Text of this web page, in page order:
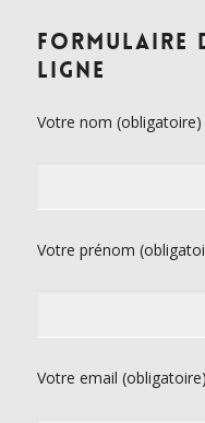
Formulaire
ligne
Votre nom (obligatoire)
Votre prénom
Votre email (obligatoire)